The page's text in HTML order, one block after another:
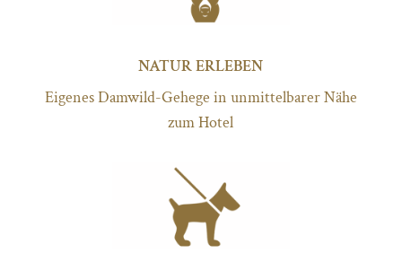
NATUR ERLEBEN
Eigenes Damwild-Gehege in unmittelbarer Nähe
zum Hotel